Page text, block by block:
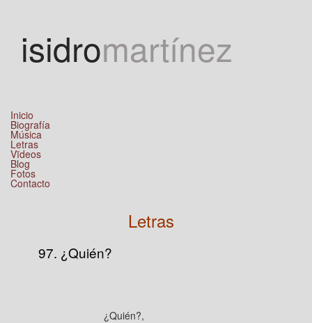
isidromartínez
Inicio
Biografía
Música
Letras
Vïdeos
Blog
Fotos
Contacto
Letras
97. ¿Quién?
¿Quién?,